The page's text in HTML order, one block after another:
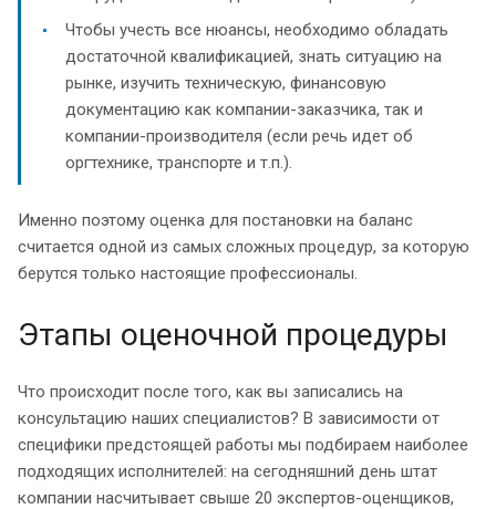
Чтобы учесть все нюансы, необходимо обладать
достаточной квалификацией, знать ситуацию на
рынке, изучить техническую, финансовую
документацию как компании-заказчика, так и
компании-производителя (если речь идет об
оргтехнике, транспорте и т.п.).
Именно поэтому оценка для постановки на баланс
считается одной из самых сложных процедур, за которую
берутся только настоящие профессионалы.
Этапы оценочной процедуры
Что происходит после того, как вы записались на
консультацию наших специалистов? В зависимости от
специфики предстоящей работы мы подбираем наиболее
подходящих исполнителей: на сегодняшний день штат
компании насчитывает свыше 20 экспертов-оценщиков,